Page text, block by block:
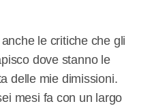
le critiche che gli
dove stanno le
delle mie dimissioni.
mesi fa con un largo